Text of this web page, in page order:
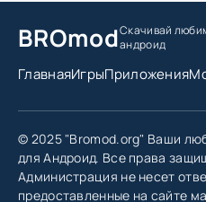
BROmodСкачивай
андроид
ГлавнаяИгрыПриложения
© 2025 "Bromod.org" Ваши
для Андроид. Все права
Администрация не несет
предоставленные на сайте